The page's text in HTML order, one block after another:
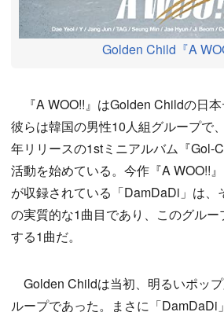
Golden Child『A
『A WOO!!』はGolden Childの日本
彼らは韓国の男性10人組グループで
年リリースの1stミニアルバム『Gol-
活動を始めている。今作『A WOO!!
が収録されている「DamDaDi」は、
の実質的な1曲目であり、このグル
する1曲だ。
Golden Childは当初、明るいポッ
ループであった。まさに「DamDaDi